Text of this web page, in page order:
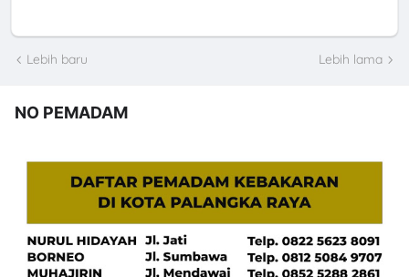
Lebih baru Lebih lama
NO PEMADAM